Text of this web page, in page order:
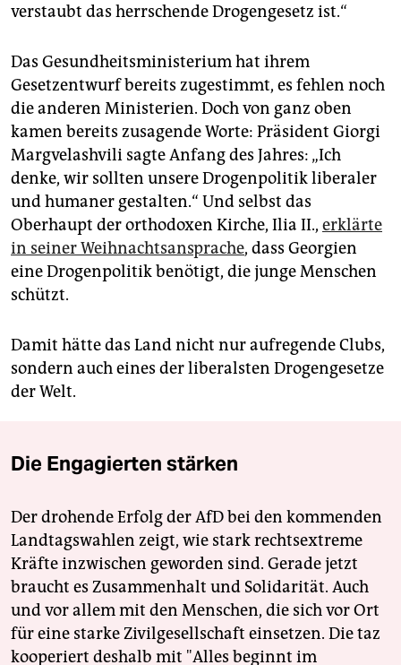
verstaubt das herrschende Drogengesetz ist.“
Das Gesundheitsministerium hat ihrem
Gesetzentwurf bereits zugestimmt, es fehlen noch
die anderen Ministerien. Doch von ganz oben
kamen bereits zusagende Worte: Präsident Giorgi
Margvelashvili sagte Anfang des Jahres: „Ich
denke, wir sollten unsere Drogenpolitik liberaler
und humaner gestalten.“ Und selbst das
Oberhaupt der orthodoxen Kirche, Ilia II., erklärte
in seiner Weihnachtsansprache, dass Georgien
eine Drogenpolitik benötigt, die junge Menschen
schützt.
Damit hätte das Land nicht nur aufregende Clubs,
sondern auch eines der liberalsten Drogengesetze
der Welt.
Die Engagierten stärken
Der drohende Erfolg der AfD bei den kommenden
Landtagswahlen zeigt, wie stark rechtsextreme
Kräfte inzwischen geworden sind. Gerade jetzt
braucht es Zusammenhalt und Solidarität. Auch
und vor allem mit den Menschen, die sich vor Ort
für eine starke Zivilgesellschaft einsetzen. Die taz
kooperiert deshalb mit "Alles beginnt im